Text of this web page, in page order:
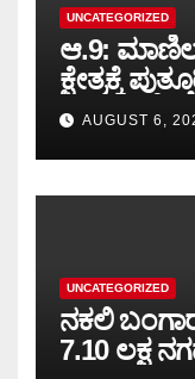
UNCATEGORIZED
ಆ.9: ಮಾಣಿಲ
ಕ್ಷೇತ್ರಕ್ಕೆ
ಹೊರೆಕಾಣಿಕೆ
AUGUST 6,
UNCATEGORIZED
ನಕಲಿ
7.10 ಲಕ್ಷ